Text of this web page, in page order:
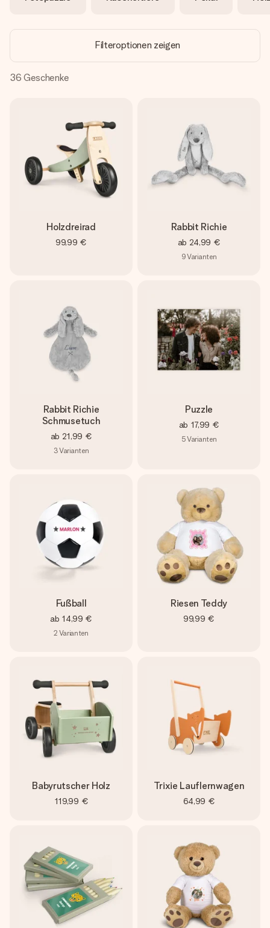
Erstelle etwas Einzigartiges in wenigen Schritten – mit
Filteroptionen zeigen
36 Geschenke
Holzdreirad
99,99 €
Rabbit Richie
ab 24,99 €
9Varianten
Rabbit Richie
Schmusetuch
ab 21,99 €
3Varianten
Puzzle
ab 17,99 €
5Varianten
Fußball
ab 14,99 €
2 Varianten
Riesen Teddy
99,99 €
Babyrutscher Holz
119,99 €
Trixie Lauflernwagen
64,99 €